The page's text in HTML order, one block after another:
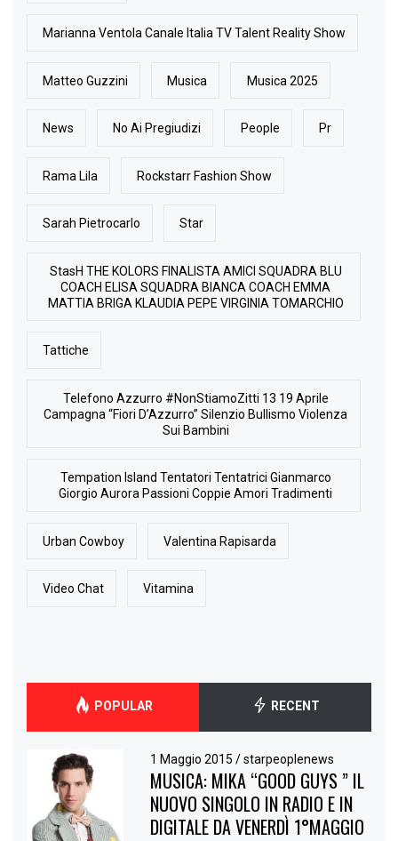
Marianna Ventola Canale Italia TV Talent Reality Show
Matteo Guzzini Musica Musica 2025
News No Ai Pregiudizi People Pr
Rama Lila Rockstarr Fashion Show
Sarah Pietrocarlo Star
StasH THE KOLORS FINALISTA AMICI SQUADRA BLU
COACH ELISA SQUADRA BIANCA COACH EMMA
MATTIA BRIGA KLAUDIA PEPE VIRGINIA TOMARCHIO
Tattiche
Telefono Azzurro #NonStiamoZitti 13 19 Aprile
Campagna “Fiori D’Azzurro” Silenzio Bullismo Violenza
Sui Bambini
Tempation Island Tentatori Tentatrici Gianmarco
Giorgio Aurora Passioni Coppie Amori Tradimenti
Urban Cowboy Valentina Rapisarda
Video Chat Vitamina
POPULAR RECENT
1 Maggio 2015/ starpeoplenews
MUSICA: MIKA “GOOD GUYS ” IL
NUOVO SINGOLO IN RADIO E IN
DIGITALE DA VENERDÌ 1°MAGGIO